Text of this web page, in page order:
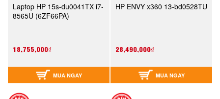
Laptop HP 15s-du0041TX i7-
8565U (6ZF66PA)
18,755,000₫
MUA NGAY
HP ENVY x360 13-bd0528TU
28,490,000₫
MUA NGAY